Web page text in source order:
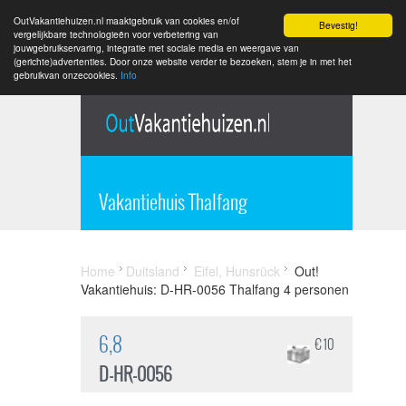
Bevestig!
OutVakantiehuizen.nl maaktgebruik van cookies en/of
vergelijkbare technologieën voor verbetering van
jouwgebruikservaring, integratie met sociale media en weergave van
(gerichte)advertenties. Door onze website verder te bezoeken, stem je in met het
gebruikvan onzecookies. Info
Vakantiehuis Thalfang
Home Duitsland Eifel, Hunsrück
Out!
Vakantiehuis: D-HR-0056 Thalfang 4 personen
6,8
D-HR-0056
€ 10